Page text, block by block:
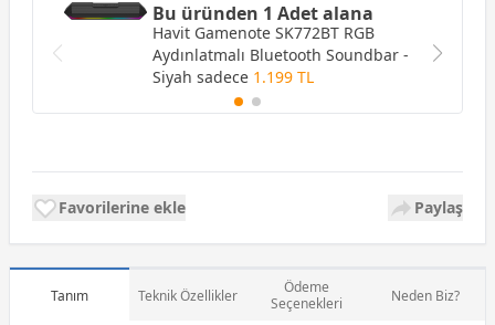
Bu üründen 1 Adet alana
Havit Gamenote SK772BT RGB
Aydınlatmalı Bluetooth Soundbar -
Siyah sadece 1.199 TL
Favorilerine ekle Paylaş
Tanım Teknik Özellikler
Ödeme
Seçenekleri
Neden Biz?